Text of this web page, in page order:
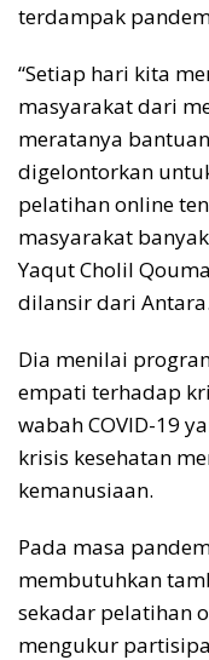
terdampak
“Setiap hari kita
masyarakat dari
meratanya
digelontorkan
pelatihan online
masyarakat
Yaqut Cholil
dilansir dari Antara.
Dia menilai
empati terhadap
wabah COVID-19
krisis kesehatan
kemanusiaan.
Pada masa
membutuhkan
sekadar pelatihan
mengukur